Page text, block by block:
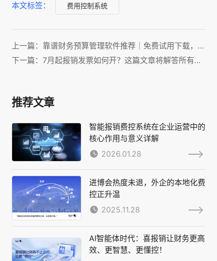
本文标签： 费用控制系统
上一篇：靠谱财务预算管理软件推荐｜免费试用下载，适配企业预算、决算全流程
下一篇：7月起报销发票如何开？这篇文章将解答所有人的疑问！
推荐文章
智能报销费控系统在企业运营中的
核心作用与意义详解
2026.01.28
进博会热度未退，外企的本地化费
控正升温
2025.11.28
AI智能体时代：喜报销让财务更高
效、更智慧、更懂控！